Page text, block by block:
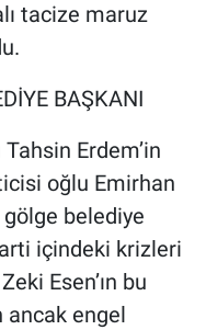
tacize maruz
BAŞKANI
Erdem’in
oğlu Emirhan
gölge belediye
içindeki krizleri
Esen’ın bu
ancak engel